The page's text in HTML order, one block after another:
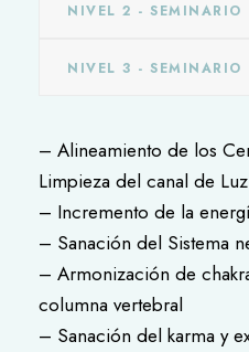
NIVEL 2 - SEMINARIO
NIVEL 3 - SEMINARIO
– Alineamiento de los
Limpieza del canal de Luz
– Incremento de la
– Sanación del Sistema
– Armonización de
columna vertebral
– Sanación del karma y